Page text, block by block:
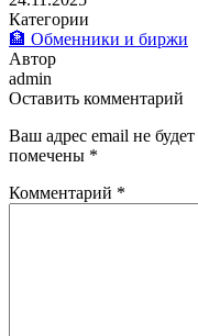
Категории
🏦 Обменники и биржи
Автор
admin
Оставить комментарий
Ваш адрес email не
помечены *
Комментарий *